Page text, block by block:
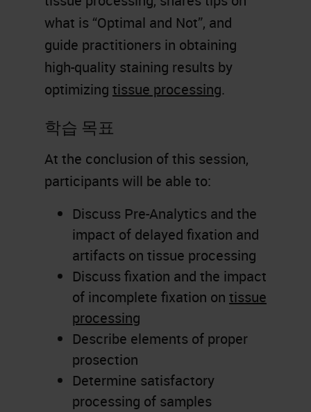
what is “Optimal and Not”, and
guide practitioners in obtaining
high-quality staining results by
optimizing tissue processing.
학습 목표
At the conclusion of this session,
participants will be able to:
Discuss Pre-Analytics and the
impact of delayed fixation and
artifacts on tissue processing
Discuss fixation and the impact
of incomplete fixation on tissue
processing
Describe elements of proper
prosection
Determine satisfactory
processing of samples